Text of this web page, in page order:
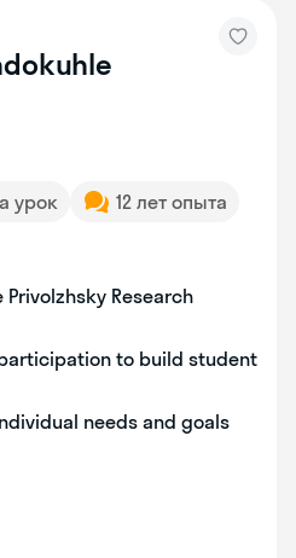
урок
12 лет опыта
Research
to build student
needs and goals